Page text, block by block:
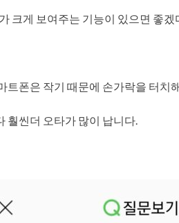
크게 보여주는 기능이 있으면 좋
트폰은 작기 때문에 손가락을 터치
훨씬더 오타가 많이 납니다.